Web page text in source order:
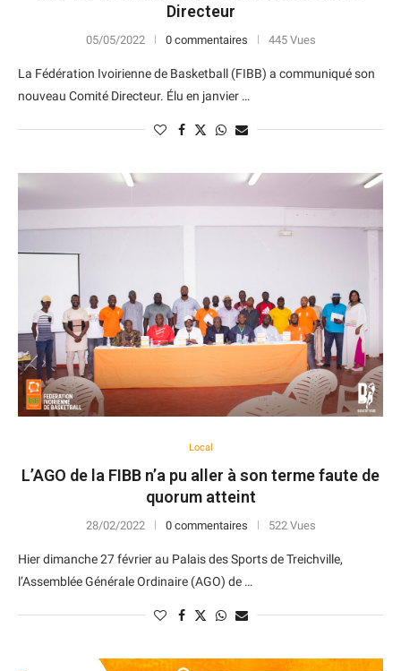
Directeur
05/05/2022 0 commentaires 445 Vues
La Fédération Ivoirienne de Basketball (FIBB) a communiqué son
nouveau Comité Directeur. Élu en janvier …
Local
L’AGO de la FIBB n’a pu aller à son terme faute de
quorum atteint
28/02/2022 0 commentaires 522 Vues
Hier dimanche 27 février au Palais des Sports de Treichville,
l’Assemblée Générale Ordinaire (AGO) de …